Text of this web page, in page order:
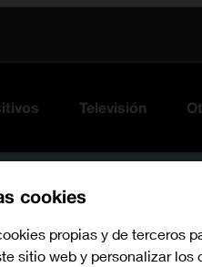
Televisión
cookies
propias y de terceros
sitio web y personalizar los